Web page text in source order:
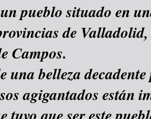
pueblo situado en
de
Campos.
una belleza
agigantados están